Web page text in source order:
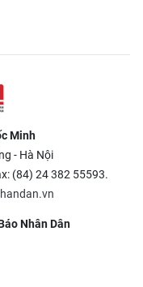
Minh
- Hà Nội
(84) 24 382 55593.
Nhân Dân